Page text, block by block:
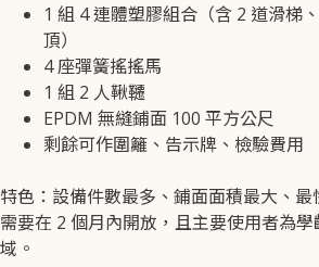
1 組 4 連體塑膠組合（含 2 道滑梯
頂）
4 座彈簧搖搖馬
1 組 2 人鞦韆
EPDM 無縫鋪面 100 平方公尺
剩餘可作圍籬、告示牌、檢驗費用
特色：設備件數最多、鋪面面積最大、
需要在 2 個月內開放，且主要使用者為
域。